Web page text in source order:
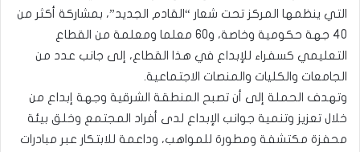
التي ينظمها المركز تحت شعار “القادم الجديد”، بمشاركة أكثر من
40 جهة حكومية وخاصة، و60 معلما ومعلمة من القطاع
التعليمي كسفراء للإبداع في هذا القطاع، إلى جانب عدد من
الجامعات والكليات والمنصات الاجتماعية.
وتهدف الحملة إلى أن تصبح المنطقة الشرقية وجهة إبداع من
خلال تعزيز وتنمية جوانب الإبداع لدى أفراد المجتمع وخلق بيئة
محفزة مكتشفة ومطورة للمواهب، وداعمة للابتكار عبر مبادرات